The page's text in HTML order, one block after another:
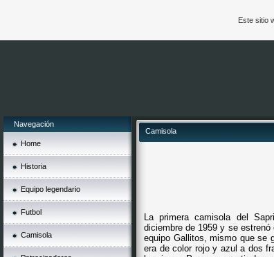
Navegación
Home
Historia
Equipo legendario
Futbol
Camisola
Camisola
La primera camisola del
diciembre de 1959 y se
equipo Gallitos, mismo que se
era de color rojo y azul a dos
Este sitio